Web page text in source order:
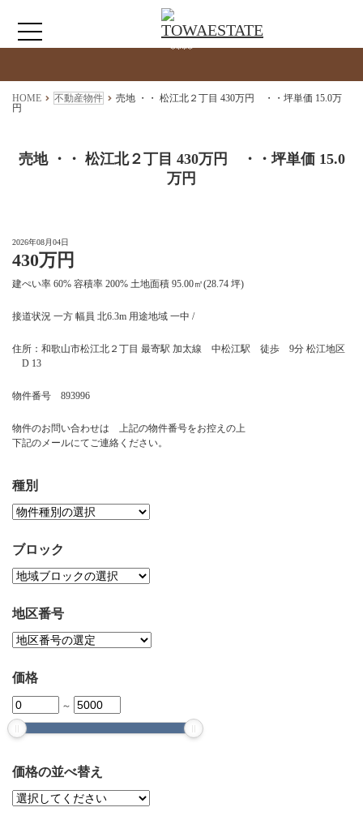
HOME
月極駐車場のご案内
検索物件の詳細
****
HOME 不動産物件
売地 ・・ 松江北２丁目 430万円 ・・坪単価 15.0万
円
売地 ・・ 松江北２丁目 430万円 ・・坪単価 15.0
万円
2026年08月04日
430万円
建ぺい率 60% 容積率 200% 土地面積 95.00㎡(28.74 坪)
接道状況 一方 幅員 北6.3m 用途地域 一中 /
住所：和歌山市松江北２丁目 最寄駅 加太線 中松江駅 徒歩 9分 松江地区
D 13
物件番号 893996
物件のお問い合わせは 上記の物件番号をお控えの上
下記のメールにてご連絡ください。
種別
ブロック
地区番号
価格
～
価格の並べ替え